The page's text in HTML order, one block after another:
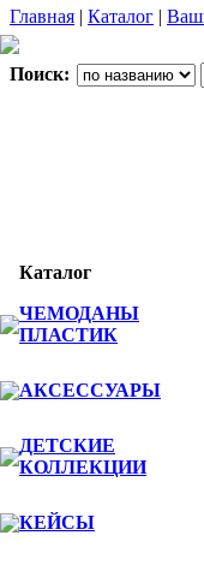
Главная | Каталог |
Поиск:
Каталог
ЧЕМОДАНЫ
ПЛАСТИК
АКСЕССУАРЫ
ДЕТСКИЕ
КОЛЛЕКЦИИ
КЕЙСЫ